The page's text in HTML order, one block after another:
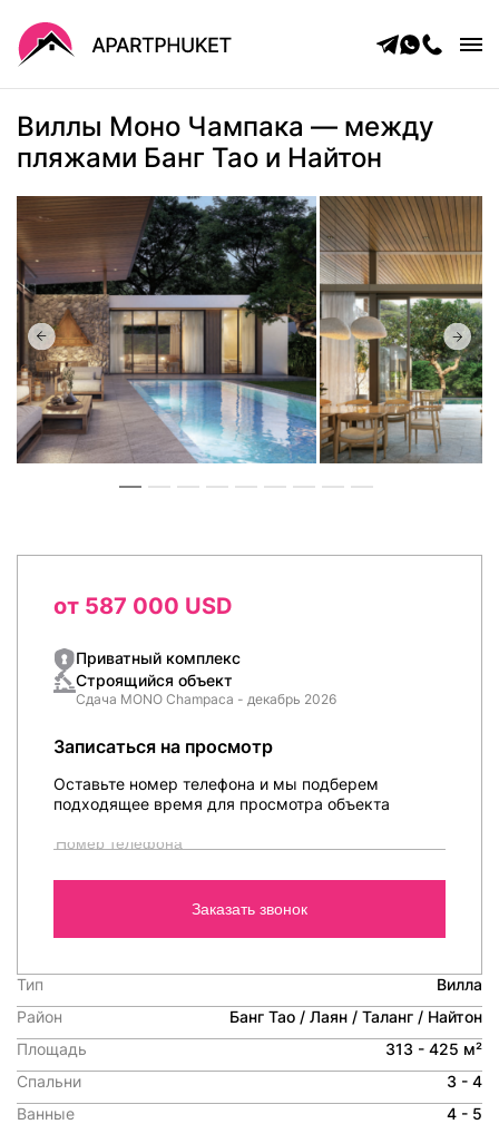
Главная
Каталог
О нас
Управление
Контакты
Блог
ЧаВо
Бесплатный курс по недвижимости
Политика конфиденциальности
Виллы Моно Чампака — между
пляжами Банг Тао и Найтон
Тип
Вилла
Район
Банг Тао / Лаян / Таланг / Найтон
Площадь
313 - 425 м²
Спальни
3 - 4
Ванные
4 - 5
от 587 000 USD
Приватный комплекс
Строящийся объект
Сдача MONO Champaca - декабрь 2026
Записаться на просмотр
Оставьте номер телефона и мы подберем
подходящее время для просмотра объекта
Заказать звонок